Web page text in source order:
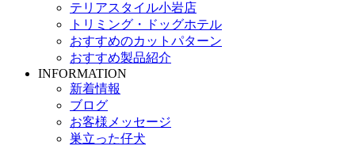
テリアスタイル小岩店
トリミング・ドッグホテル
おすすめのカットパターン
おすすめ製品紹介
INFORMATION
新着情報
ブログ
お客様メッセージ
巣立った仔犬